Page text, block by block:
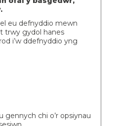
eu defnyddio mewn
trwy gydol hanes
i’w ddefnyddio yng
gennych chi o’r opsiynau